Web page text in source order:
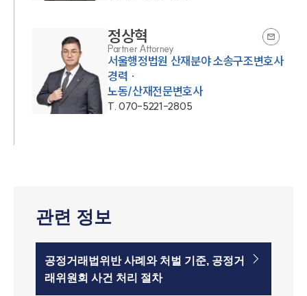
정상혁
Partner Attorney
서울행정법원 산재분야 소송구조변호사
경력 ·
노동/산재전문변호사
T.070-5221-2805
관련 정보
공정거래법위반 사례와 처벌 기준, 공정거
래위원회 사건 처리 절차